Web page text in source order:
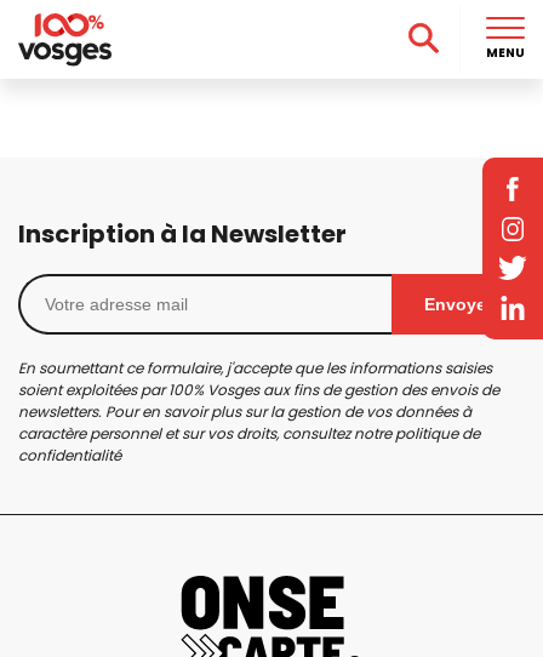
Inscription à la Newsletter
Envoyer
En soumettant ce formulaire, j'accepte que les informations saisies
soient exploitées par 100% Vosges aux fins de gestion des envois de
newsletters. Pour en savoir plus sur la gestion de vos données à
caractère personnel et sur vos droits, consultez notrepolitique de
confidentialité
MENU